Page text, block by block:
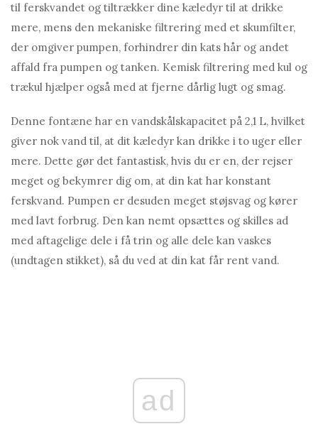
til ferskvandet og tiltrækker dine kæledyr til at drikke
mere, mens den mekaniske filtrering med et skumfilter,
der omgiver pumpen, forhindrer din kats hår og andet
affald fra pumpen og tanken. Kemisk filtrering med kul og
trækul hjælper også med at fjerne dårlig lugt og smag.
Denne fontæne har en vandskålskapacitet på 2,1 L, hvilket
giver nok vand til, at dit kæledyr kan drikke i to uger eller
mere. Dette gør det fantastisk, hvis du er en, der rejser
meget og bekymrer dig om, at din kat har konstant
ferskvand. Pumpen er desuden meget støjsvag og kører
med lavt forbrug. Den kan nemt opsættes og skilles ad
med aftagelige dele i få trin og alle dele kan vaskes
(undtagen stikket), så du ved at din kat får rent vand.
ad